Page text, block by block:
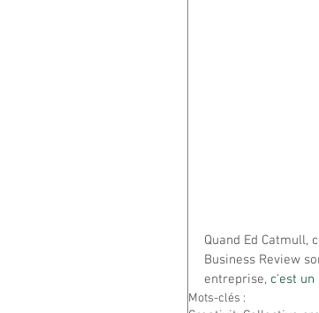
Quand Ed Catmull,
Business Review
entreprise, c'est un
Mots-clés :